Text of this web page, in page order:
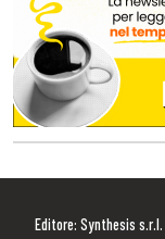
Editore: Synthesis